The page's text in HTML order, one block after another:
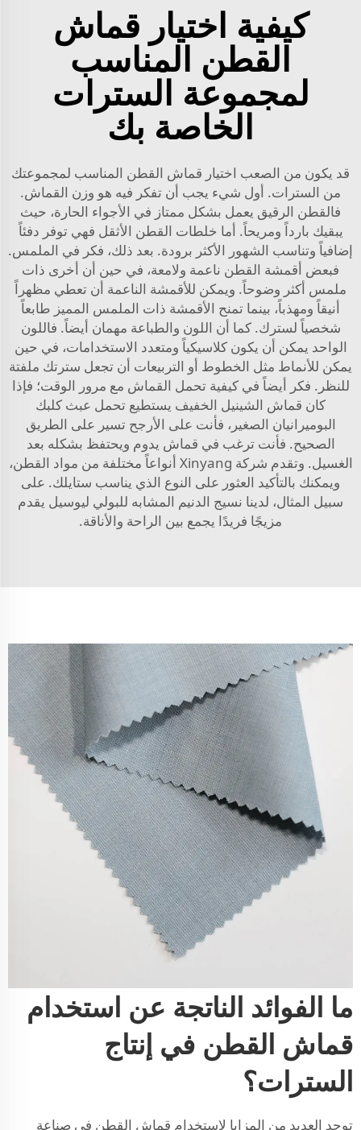
كيفية اختيار قماش
القطن المناسب
لمجموعة السترات
الخاصة بك
قد يكون من الصعب اختيار قماش القطن المناسب لمجموعتك
من السترات. أول شيء يجب أن تفكر فيه هو وزن القماش.
فالقطن الرقيق يعمل بشكل ممتاز في الأجواء الحارة، حيث
يبقيك بارداً ومريحاً. أما خلطات القطن الأثقل فهي توفر دفئاً
إضافياً وتناسب الشهور الأكثر برودة. بعد ذلك، فكر في الملمس.
فبعض أقمشة القطن ناعمة ولامعة، في حين أن أخرى ذات
ملمس أكثر وضوحاً. ويمكن للأقمشة الناعمة أن تعطي مظهراً
أنيقاً ومهذباً، بينما تمنح الأقمشة ذات الملمس المميز طابعاً
شخصياً لسترك. كما أن اللون والطباعة مهمان أيضاً. فاللون
الواحد يمكن أن يكون كلاسيكياً ومتعدد الاستخدامات، في حين
يمكن للأنماط مثل الخطوط أو التربيعات أن تجعل سترتك ملفتة
للنظر. فكر أيضاً في كيفية تحمل القماش مع مرور الوقت؛ فإذا
كان قماش الشينيل الخفيف يستطيع تحمل عبث كلبك
البوميرانيان الصغير، فأنت على الأرجح تسير على الطريق
الصحيح. فأنت ترغب في قماش يدوم ويحتفظ بشكله بعد
الغسيل. وتقدم شركة Xinyang أنواعاً مختلفة من مواد القطن،
ويمكنك بالتأكيد العثور على النوع الذي يناسب ستايلك. على
سبيل المثال، لدينا نسيج الدنيم المشابه للبولي ليوسيل يقدم
مزيجًا فريدًا يجمع بين الراحة والأناقة.
ما الفوائد الناتجة عن استخدام
قماش القطن في إنتاج
السترات؟
توجد العديد من المزايا لاستخدام قماش القطن في صناعة